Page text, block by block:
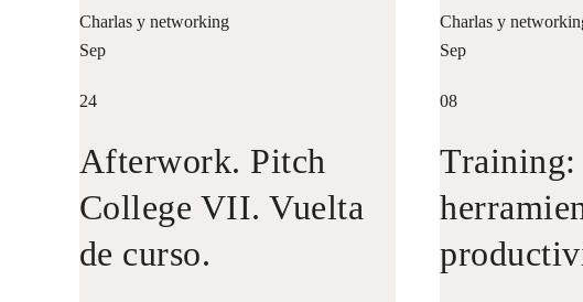
Charlas y networking
Sep
24
Afterwork. Pitch
College VII. Vuelta
de curso.
Charlas y
Sep
08
Training: